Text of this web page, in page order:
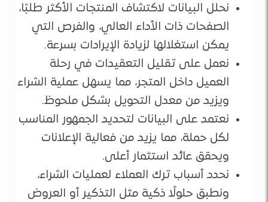
نحلل البيانات لاكتشاف المنتجات الأكثر طلبًا،
الصفحات ذات الأداء العالي، والفرص التي
يمكن استغلالها لزيادة الإيرادات بسرعة.
نعمل على تقليل التعقيدات في رحلة
العميل داخل المتجر، مما يسهل عملية الشراء
ويزيد من معدل التحويل بشكل ملحوظ.
نعتمد على البيانات لتحديد الجمهور المناسب
لكل حملة، مما يزيد من فعالية الإعلانات
ويحقق عائد استثمار أعلى.
نحدد أسباب ترك العملاء لعمليات الشراء،
ونطبق حلولًا ذكية مثل التذكير أو العروض